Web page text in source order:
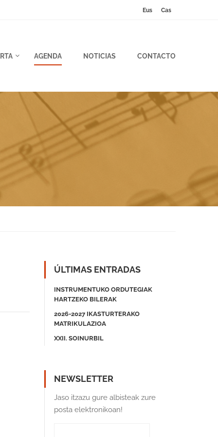
Eus Cas
AGENDA NOTICIAS CONTACTO
ÚLTIMAS ENTRADAS
INSTRUMENTUKO ORDUTEGIAK
HARTZEKO BILERAK
2026-2027 IKASTURTERAKO
MATRIKULAZIOA
XXII. SOINURBIL
NEWSLETTER
Jaso itzazu gure albisteak zure
posta elektronikoan!